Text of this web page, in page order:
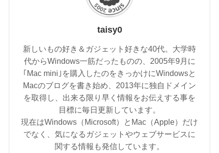
taisy0
新しいもの好き＆ガジェット好きな40代。大学時
代からWindows一筋だったものの、2005年9月に
｢Mac mini｣を購入したのをきっかけにWindowsと
Macのブログを書き始め、2013年に独自ドメイン
を取得し、出来る限り早く情報をお伝えする事を
目標に毎日更新しています。
現在はWindows（Microsoft）とMac（Apple）だけ
でなく、気になるガジェットやウェブサービスに
関する情報も発信しています。